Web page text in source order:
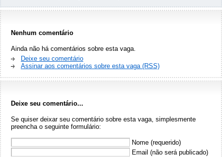
Nenhum comentário
Ainda não há comentários sobre esta vaga.
Deixe seu comentário
Assinar aos comentários sobre esta vaga (RSS)
Deixe seu comentário...
Se quiser deixar seu comentário sobre esta vaga, simplesmente
preencha o seguinte formulário:
Nome (requerido)
Email (não será publicado)